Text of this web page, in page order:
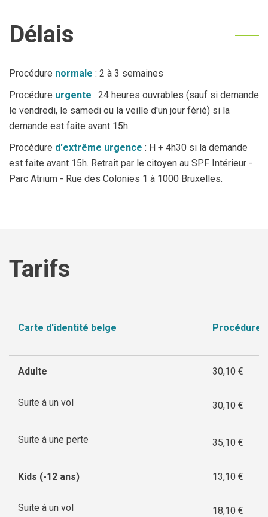
Délais
Procédure normale : 2 à 3 semaines
Procédure urgente : 24 heures ouvrables (sauf si demande
le vendredi, le samedi ou la veille d'un jour férié) si la
demande est faite avant 15h.
Procédure d'extrême urgence : H + 4h30 si la demande
est faite avant 15h. Retrait par le citoyen au SPF Intérieur -
Parc Atrium - Rue des Colonies 1 à 1000 Bruxelles.
Tarifs
Carte d'identité belge Procédure
Adulte 30,10 €
Suite à un vol 30,10 €
Suite à une perte 35,10 €
Kids (-12 ans) 13,10 €
Suite à un vol 18,10 €